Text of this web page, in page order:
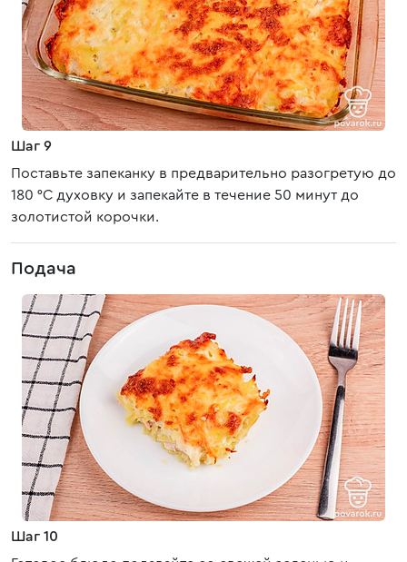
Шаг 9
Поставьте запеканку в предварительно разогретую до
180 °C духовку и запекайте в течение 50 минут до
золотистой корочки.
Подача
Шаг 10